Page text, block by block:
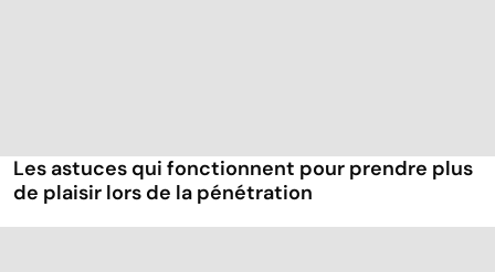
Les astuces qui fonctionnent pour prendre plus
de plaisir lors de la pénétration